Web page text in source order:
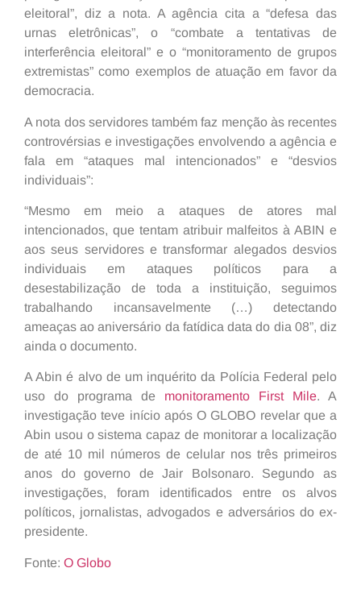
eleitoral”, diz a nota. A agência cita a “defesa das
urnas eletrônicas”, o “combate a tentativas de
interferência eleitoral” e o “monitoramento de grupos
extremistas” como exemplos de atuação em favor da
democracia.
A nota dos servidores também faz menção às recentes
controvérsias e investigações envolvendo a agência e
fala em “ataques mal intencionados” e “desvios
individuais”:
“Mesmo em meio a ataques de atores mal
intencionados, que tentam atribuir malfeitos à ABIN e
aos seus servidores e transformar alegados desvios
individuais em ataques políticos para a
desestabilização de toda a instituição, seguimos
trabalhando incansavelmente (…) detectando
ameaças ao aniversário da fatídica data do dia 08”, diz
ainda o documento.
A Abin é alvo de um inquérito da Polícia Federal pelo
uso do programa de monitoramento First Mile. A
investigação teve início após O GLOBO revelar que a
Abin usou o sistema capaz de monitorar a localização
de até 10 mil números de celular nos três primeiros
anos do governo de Jair Bolsonaro. Segundo as
investigações, foram identificados entre os alvos
políticos, jornalistas, advogados e adversários do ex-
presidente.
Fonte: O Globo